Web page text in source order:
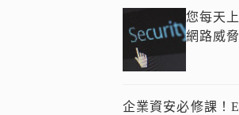
您每天
網路威脅
企業資安必修課！